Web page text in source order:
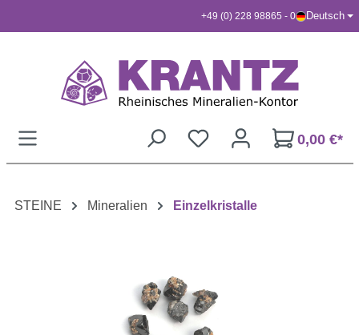
+49 (0) 228 98865 - 0 Deutsch
0,00 €*
STEINE Mineralien Einzelkristalle